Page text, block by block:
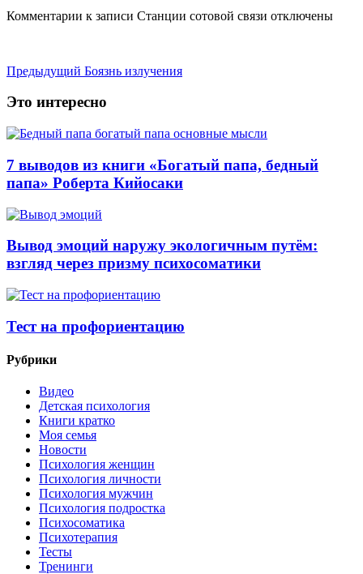
Комментарии к записи Станции сотовой связи отключены
Предыдущий Боязнь излучения
Это интересно
7 выводов из книги «Богатый папа, бедный
папа» Роберта Кийосаки
Вывод эмоций наружу экологичным путём:
взгляд через призму психосоматики
Тест на профориентацию
Рубрики
Видео
Детская психология
Книги кратко
Моя семья
Новости
Психология женщин
Психология личности
Психология мужчин
Психология подростка
Психосоматика
Психотерапия
Тесты
Тренинги